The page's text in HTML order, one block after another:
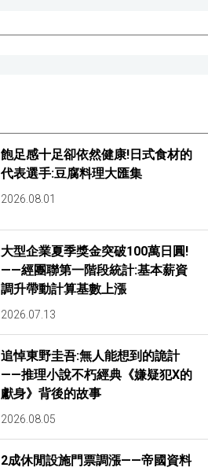
飽足感十足卻依然健康!日式食材的
代表選手:豆腐料理大匯集
2026.08.01
大型企業夏季獎金突破100萬日圓!
——經團聯第一階段統計:基本薪資
調升帶動計算基數上漲
2026.07.13
追悼東野圭吾:無人能想到的詭計
——推理小說不朽經典《嫌疑犯X的
獻身》背後的故事
2026.08.05
2成休閒設施門票調漲——帝國資料